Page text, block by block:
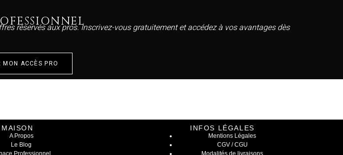
réservés aux pros. Inscrivez-vous gratuitement et accédez à vos avantages dès
MON ACCÈS PRO
A Propos
Le Blog
Professionnel
INFOS LÉGALES
Mentions Légales
CGV / CGU
Modalités de livraisons